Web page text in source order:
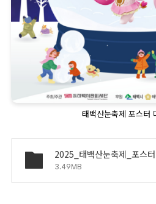
태백산눈축제 포스터
2025_태백산눈축제_포스
3.49MB